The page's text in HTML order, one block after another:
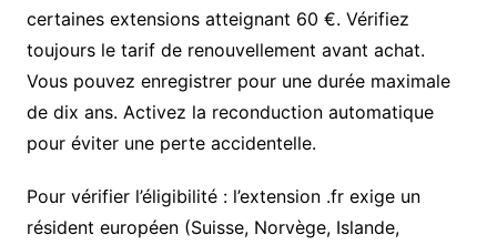
certaines extensions atteignant 60 €. Vérifiez
toujours le tarif de renouvellement avant achat.
Vous pouvez enregistrer pour une durée maximale
de dix ans. Activez la reconduction automatique
pour éviter une perte accidentelle.
Pour vérifier l’éligibilité : l’extension .fr exige un
résident européen (Suisse, Norvège, Islande,